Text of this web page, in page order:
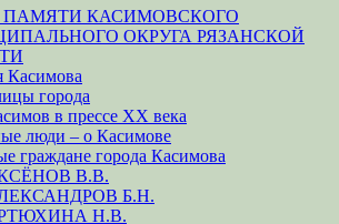
ПАМЯТИ КАСИМОВСКОГО
ОКРУГА РЯЗАНСКОЙ
Касимова
города
в прессе XX века
люди – о Касимове
граждане города Касимова
В.В.
Б.Н.
Н.В.